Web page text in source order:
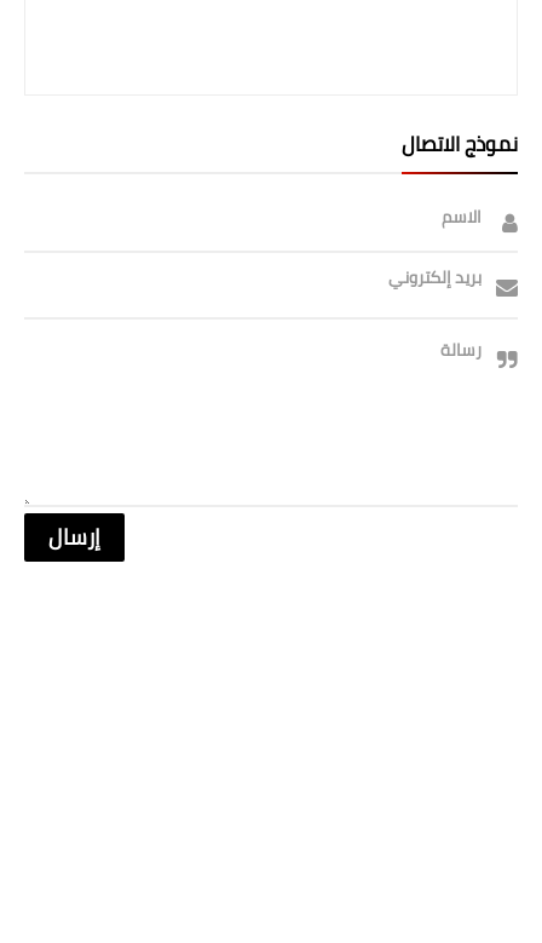
نموذج الاتصال
الاسم
بريد إلكتروني
رسالة